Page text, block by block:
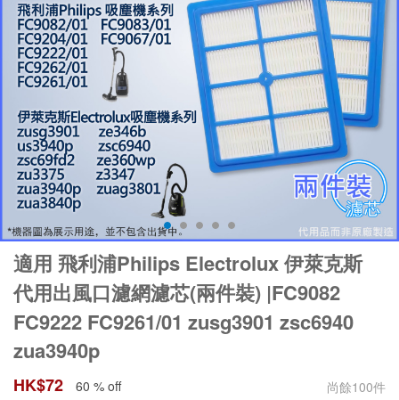
適用 飛利浦Philips Electrolux 伊萊克斯
代用出風口濾網濾芯(兩件裝) |FC9082
FC9222 FC9261/01 zusg3901 zsc6940
zua3940p
HK$72 60 % off 尚餘100件